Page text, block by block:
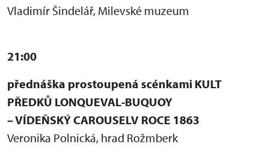
Vladimír Šindelář, Milevské muzeum
21:00
přednáška prostoupená scénkami KULT
PŘEDKŮ LONQUEVAL-BUQUOY
– VÍDEŇSKÝ CAROUSELV ROCE 1863
Veronika Polnická, hrad Rožmberk